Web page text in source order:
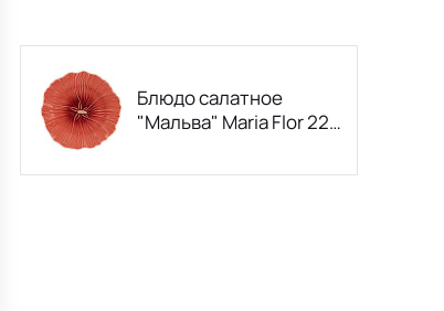
Блюдо салатное
"Мальва" Maria Flor 22